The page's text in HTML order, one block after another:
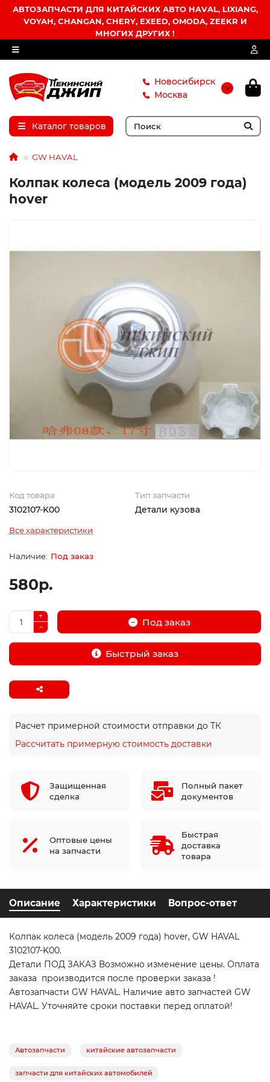
АВТОЗАПЧАСТИ ДЛЯ КИТАЙСКИХ АВТО HAVAL, LIXIANG,
VOYAH, CHANGAN, CHERY, EXEED, OMODA, ZEEKR И
МНОГИХ ДРУГИХ !
Новосибирск
Москва
Каталог товаров
GW HAVAL
Колпак колеса (модель 2009 года)
hover
Код товара
3102107-K00
Тип запчасти
Детали кузова
Все характеристики
Под заказ
580р.
Под заказ
Быстрый заказ
Расчет примерной стоимости отправки до ТК
Рассчитать примерную стоимость доставки
Защищенная
сделка
Полный пакет
документов
Оптовые цены
на запчасти
Быстрая
доставка
товара
Описание Характеристики Вопрос-ответ
Колпак колеса (модель 2009 года) hover, GW HAVAL
3102107-K00.
Детали ПОД ЗАКАЗ Возможно изменение цены. Оплата
заказа производится после проверки заказа !
Автозапчасти GW HAVAL. Наличие авто запчастей GW
HAVAL. Уточняйте сроки поставки перед оплатой!
Автозапчасти китайские автозапчасти
запчасти для китайских автомобилей